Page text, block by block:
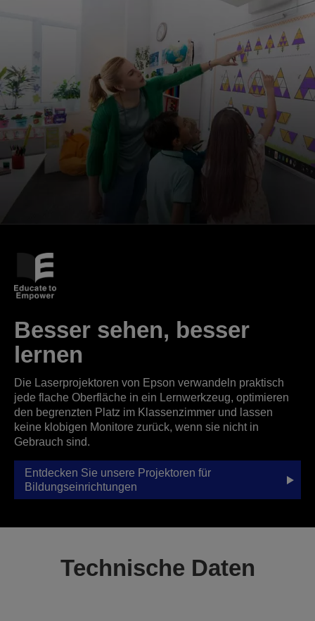
Besser sehen, besser
lernen
Die Laserprojektoren von Epson verwandeln praktisch
jede flache Oberfläche in ein Lernwerkzeug, optimieren
den begrenzten Platz im Klassenzimmer und lassen
keine klobigen Monitore zurück, wenn sie nicht in
Gebrauch sind.
Entdecken Sie unsere Projektoren für
Bildungseinrichtungen
Technische Daten